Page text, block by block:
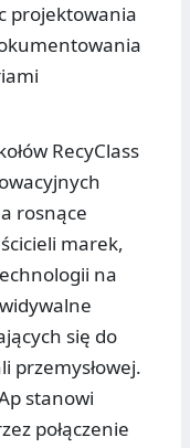
projektowania
RecyClass
rosnące
marek,
na
się do
przemysłowej.
stanowi
połączenie